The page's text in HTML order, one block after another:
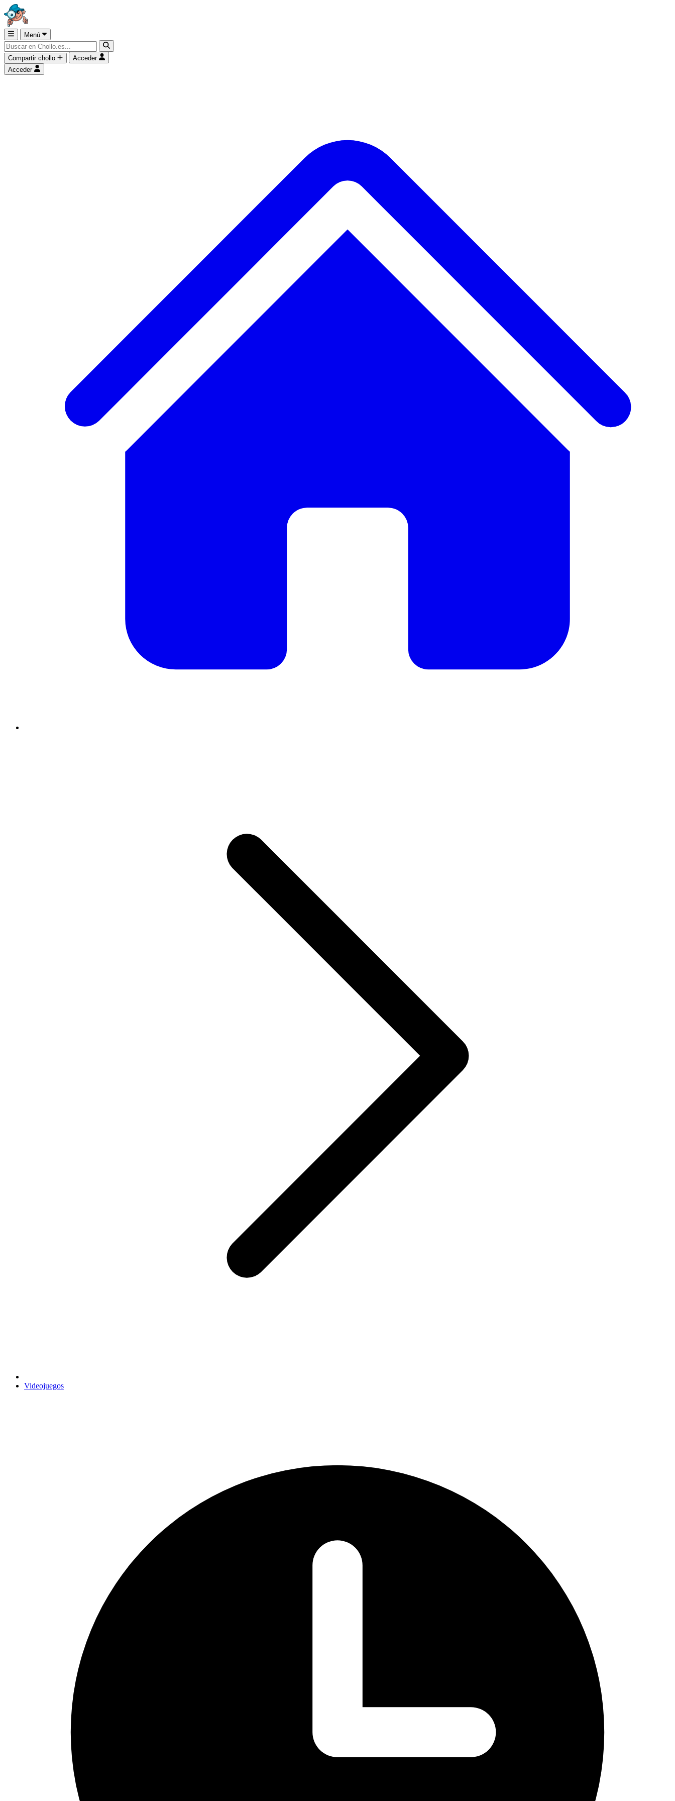
Menú
Compartir chollo
Acceder
Acceder
Videojuegos